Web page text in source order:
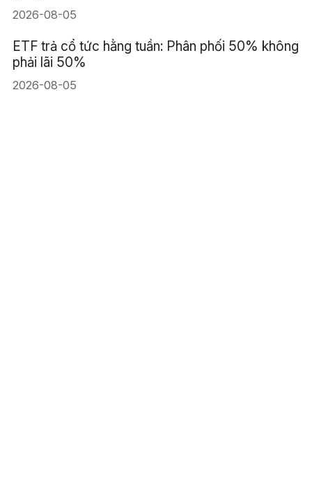
2026-08-05
ETF trả cổ tức hằng tuần: Phân phối 50% không
phải lãi 50%
2026-08-05